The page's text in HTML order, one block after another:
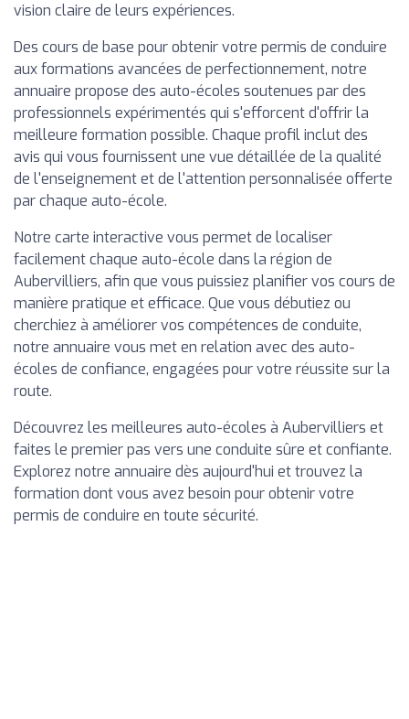
vision claire de leurs expériences.
Des cours de base pour obtenir votre permis de conduire
aux formations avancées de perfectionnement, notre
annuaire propose des auto-écoles soutenues par des
professionnels expérimentés qui s'efforcent d'offrir la
meilleure formation possible. Chaque profil inclut des
avis qui vous fournissent une vue détaillée de la qualité
de l'enseignement et de l'attention personnalisée offerte
par chaque auto-école.
Notre carte interactive vous permet de localiser
facilement chaque auto-école dans la région de
Aubervilliers, afin que vous puissiez planifier vos cours de
manière pratique et efficace. Que vous débutiez ou
cherchiez à améliorer vos compétences de conduite,
notre annuaire vous met en relation avec des auto-
écoles de confiance, engagées pour votre réussite sur la
route.
Découvrez les meilleures auto-écoles à Aubervilliers et
faites le premier pas vers une conduite sûre et confiante.
Explorez notre annuaire dès aujourd'hui et trouvez la
formation dont vous avez besoin pour obtenir votre
permis de conduire en toute sécurité.